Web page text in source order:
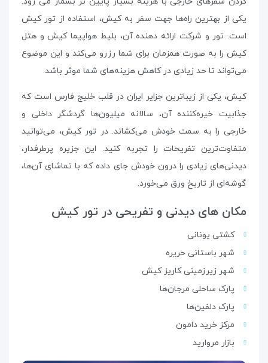
یکی از بهترین راه‌ها جهت سفر به کیش، استفاده از تور کیش
است. تور و شرکت ارائه دهنده آن، بلیط هواپیما کیش و هتل
کیش را به صورت همزمان برای شما رزرو می‌کند و این موضوع
می‌تواند تا حد زیادی در کاهش هزینه‌های شما موثر باشد.
کیش، یکی از زیباترین جزایر ایران در قلب خلیج فارس است که
جذابیت خیره‌کننده آن، سالانه میلیون‌ها گردشگر داخلی و
خارجی را به سمت خودش می‌کشاند. در تور کیش، می‌توانید
متفاوت‌ترین تفریحات را تجربه کنید. این جزیره پرطرفدار،
دیدنی‌های زیادی را درون خودش جای داده که با تماشای آن‌ها،
گوشه‌ای از تاریخ ورق می‌خورد.
مکان های دیدنی و تفریحی در تور کیش
کشتی یونانی
شهر باستانی حریره
شهر زیرزمینی کاریز کیش
پارک ساحلی مرجان‌ها
پارک دلفین‌ها
مرکز خرید دامون
بازار مروارید